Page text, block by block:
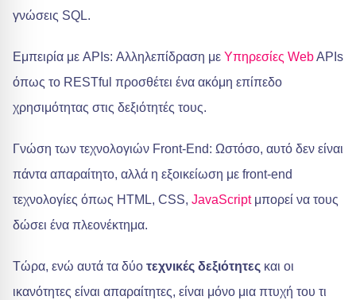
γνώσεις SQL.
Εμπειρία με APIs: Αλληλεπίδραση με Υπηρεσίες WebAPIs
όπως το RESTful προσθέτει ένα ακόμη επίπεδο
χρησιμότητας στις δεξιότητές τους.
Γνώση των τεχνολογιών Front-End: Ωστόσο, αυτό δεν είναι
πάντα απαραίτητο, αλλά η εξοικείωση με front-end
τεχνολογίες όπως HTML, CSS, JavaScriptμπορεί να τους
δώσει ένα πλεονέκτημα.
Τώρα, ενώ αυτά τα δύο τεχνικές δεξιότητες και οι
ικανότητες είναι απαραίτητες, είναι μόνο μια πτυχή του τι